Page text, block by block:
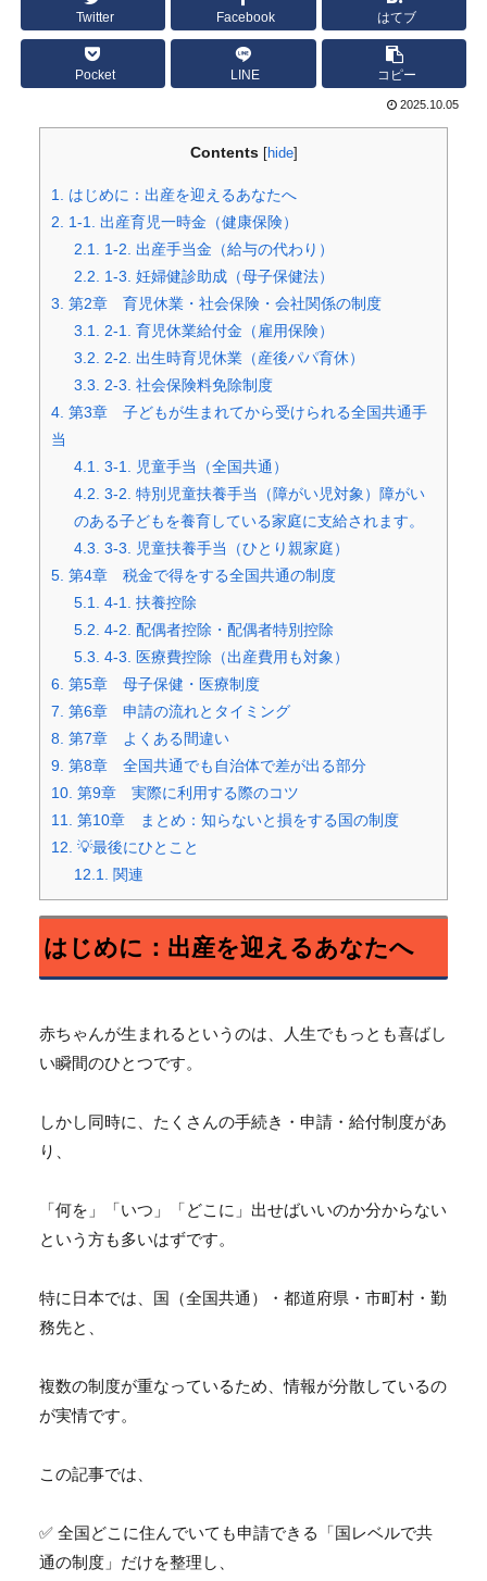
Twitter Facebook はてブ
Pocket LINE コピー
2025.10.05
Contents [hide]
1.
はじめに：出産を迎えるあなたへ
2.
1-1. 出産育児一時金（健康保険）
2.1.
1-2. 出産手当金（給与の代わり）
2.2.
1-3. 妊婦健診助成（母子保健法）
3. 第2章 育児休業・社会保険・会社関係の制度
3.1.
2-1. 育児休業給付金（雇用保険）
3.2.
2-2. 出生時育児休業（産後パパ育休）
3.3.
2-3. 社会保険料免除制度
4. 第3章 子どもが生まれてから受けられる全国共通手
当
4.1.
3-1. 児童手当（全国共通）
4.2. 3-2. 特別児童扶養手当（障がい児対象）障がい
のある子どもを養育している家庭に支給されます。
4.3. 3-3. 児童扶養手当（ひとり親家庭）
5. 第4章 税金で得をする全国共通の制度
5.1.
4-1. 扶養控除
5.2. 4-2. 配偶者控除・配偶者特別控除
5.3. 4-3. 医療費控除（出産費用も対象）
6. 第5章 母子保健・医療制度
7. 第6章 申請の流れとタイミング
8. 第7章 よくある間違い
9. 第8章 全国共通でも自治体で差が出る部分
10. 第9章 実際に利用する際のコツ
11.
第10章 まとめ：知らないと損をする国の制度
12. 💡最後にひとこと
12.1.
関連
はじめに：出産を迎えるあなたへ
赤ちゃんが生まれるというのは、
人生でもっとも喜ばし
い瞬間のひとつです。
しかし同時に、たくさんの手続き・申請・給付制度があ
り、
「何を」「いつ」「どこに」 出せばいいのか分からない
という方も多いはずです。
特に日本では、国（全国共通）・都道府県・市町村・勤
務先と、
複数の制度が重なっているため、情報が分散しているの
が実情です。
この記事では、
✅ 全国どこに住んでいても申請できる「国レベルで共
通の制度」 だけを整理し、